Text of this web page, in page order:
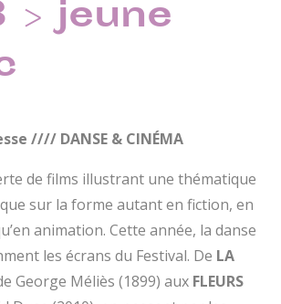
jeune
//// DANSE & CINÉMA
de films illustrant une thématique
sur la forme autant en fiction, en
animation. Cette année, la danse
les écrans du Festival. De LA
George Méliès (1899) aux FLEURS